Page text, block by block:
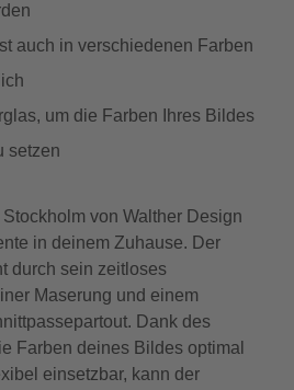
auch in verschiedenen Farben
um die Farben Ihres Bildes
setzen
von Walther Design
in deinem Zuhause. Der
durch sein zeitloses
Maserung und einem
Dank des
Farben deines Bildes optimal
einsetzbar, kann der